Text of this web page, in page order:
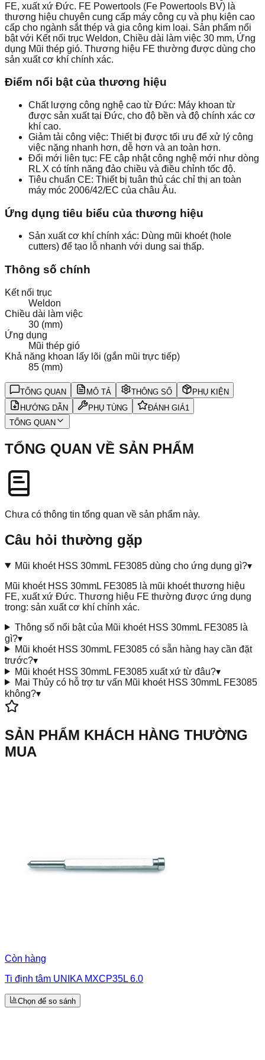
FE, xuất xứ Đức. FE Powertools (Fe Powertools BV) là
thương hiệu chuyên cung cấp máy công cụ và phụ kiện cao
cấp cho ngành sắt thép và gia công kim loại. Sản phẩm nổi
bật với Kết nối trục Weldon, Chiều dài làm việc 30 mm, Ứng
dụng Mũi thép gió. Thương hiệu FE thường được dùng cho
sản xuất cơ khí chính xác.
Điểm nổi bật của thương hiệu
Chất lượng công nghệ cao từ Đức: Máy khoan từ
được sản xuất tại Đức, cho độ bền và độ chính xác cơ
khí cao.
Giảm tải công việc: Thiết bị được tối ưu để xử lý công
việc nặng nhanh hơn, dễ hơn và an toàn hơn.
Đổi mới liên tục: FE cập nhật công nghệ mới như dòng
RL X có tính năng đảo chiều và điều chỉnh tốc độ.
Tiêu chuẩn CE: Thiết bị tuân thủ các chỉ thị an toàn
máy móc 2006/42/EC của châu Âu.
Ứng dụng tiêu biểu của thương hiệu
Sản xuất cơ khí chính xác: Dùng mũi khoét (hole
cutters) để tạo lỗ nhanh với dung sai thấp.
Thông số chính
Kết nối trục
Weldon
Chiều dài làm việc
30 (mm)
Ứng dụng
Mũi thép gió
Khả năng khoan lấy lõi (gắn mũi trực tiếp)
85 (mm)
TỔNG QUAN MÔ TẢ THÔNG SỐ
PHỤ KIỆN
HƯỚNG DẪN
PHỤ TÙNG ĐÁNH GIÁ1
TỔNG QUAN
TỔNG QUAN VỀ SẢN PHẨM
Chưa có thông tin tổng quan về sản phẩm này.
Câu hỏi thường gặp
Mũi khoét HSS 30mmL FE3085 dùng cho ứng dụng gì?▾
Mũi khoét HSS 30mmL FE3085 là mũi khoét thương hiệu
FE, xuất xứ Đức. Thương hiệu FE thường được ứng dụng
trong: sản xuất cơ khí chính xác.
Thông số nổi bật của Mũi khoét HSS 30mmL FE3085 là
gì?▾
Mũi khoét HSS 30mmL FE3085 có sẵn hàng hay cần đặt
trước?▾
Mũi khoét HSS 30mmL FE3085 xuất xứ từ đâu?▾
Mai Thủy có hỗ trợ tư vấn Mũi khoét HSS 30mmL FE3085
không?▾
SẢN PHẨM KHÁCH HÀNG THƯỜNG
MUA
Còn hàng
Ti định tâm UNIKA MXCP35L 6.0
Chọn để so sánh